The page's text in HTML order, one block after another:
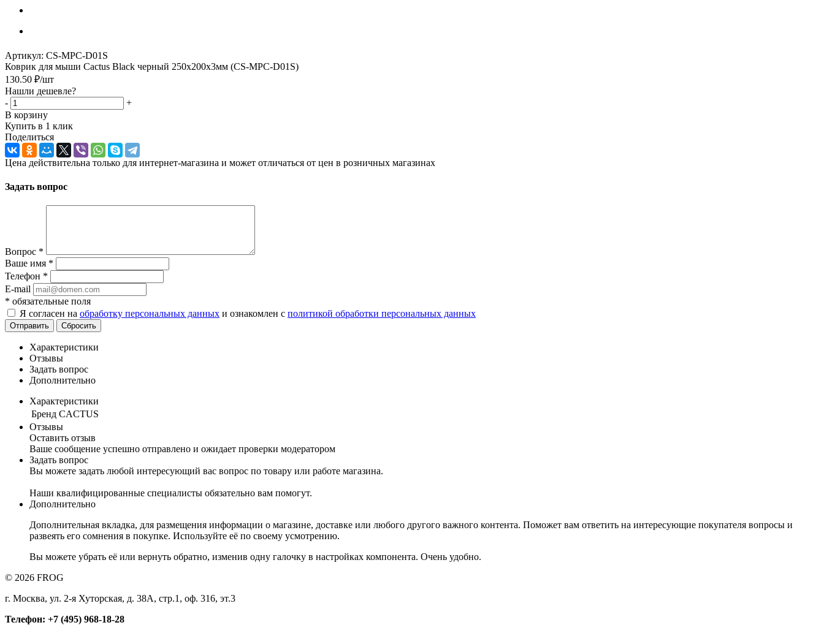
Артикул: CS-MPC-D01S
Коврик для мыши Cactus Black черный 250x200x3мм (CS-MPC-D01S)
130.50 ₽/шт
Нашли дешевле?
-
+
В корзину
Купить в 1 клик
Поделиться
Цена действительна только для интернет-магазина и может отличаться от цен в розничных магазинах
Задать вопрос
Вопрос *
Ваше имя *
Телефон *
E-mail
* обязательные поля
Я согласен на обработку персональных данных и ознакомлен с политикой обработки персональных данных
Отправить Сбросить
Характеристики
Отзывы
Задать вопрос
Дополнительно
Характеристики
Бренд CACTUS
Отзывы
Оставить отзыв
Ваше сообщение успешно отправлено и ожидает проверки модератором
Задать вопрос
Вы можете задать любой интересующий вас вопрос по товару или работе магазина.
Наши квалифицированные специалисты обязательно вам помогут.
Дополнительно
Дополнительная вкладка, для размещения информации о магазине, доставке или любого другого важного контента. Поможет вам ответить на интересующие покупателя вопросы и
развеять его сомнения в покупке. Используйте её по своему усмотрению.
Вы можете убрать её или вернуть обратно, изменив одну галочку в настройках компонента. Очень удобно.
© 2026 FROG
г. Москва, ул. 2-я Хуторская, д. 38А, стр.1, оф. 316, эт.3
Телефон: +7 (495) 968-18-28